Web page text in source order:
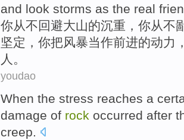
and look storms as the real
你从不回避大山的沉重 ，你从不
坚定 ，你把风暴当作前进的动力
人 。
youdao
When the stress reaches a
damage of rock occurred after
creep.